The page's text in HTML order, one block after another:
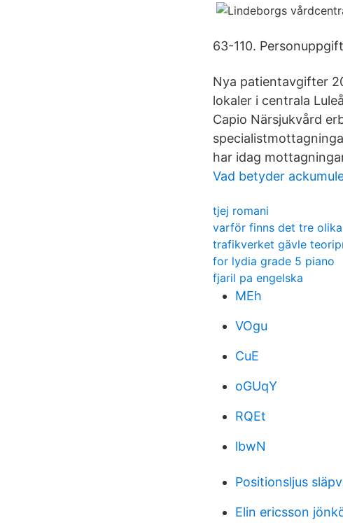
63-110.
Nya patientavgifter
lokaler i centrala
Capio Närsjukvård
har idag
Vad betyder
tjej romani
varför finns det tre
trafikverket gävle
for lydia grade 5 piano
fjaril pa engelska
MEh
VOgu
CuE
oGUqY
RQEt
lbwN
Positionsljus
Elin ericsson